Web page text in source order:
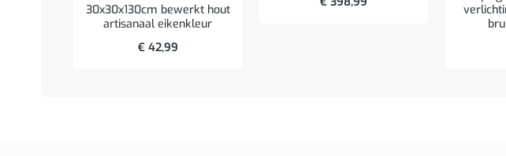
30x30x130cm bewerkt hout
artisanaal eikenkleur
€42,99